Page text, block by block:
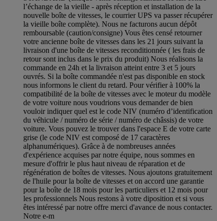
l’échange de la vieille - après réception et installation de la
nouvelle boîte de vitesses, le courrier UPS va passer récupérer
la vieille boîte complète). Nous ne facturons aucun dépôt
remboursable (caution/consigne) Vous êtes censé retourner
votre ancienne boîte de vitesses dans les 21 jours suivant la
livraison d'une boîte de vitesses reconditionnée ( les frais de
retour sont inclus dans le prix du produit) Nous réalisons la
commande en 24h et la livraison atteint entre 3 et 5 jours
ouvrés. Si la boîte commandée n'est pas disponible en stock
nous informons le client du retard. Pour vérifier à 100% la
compatibilité de la boîte de vitesses avec le moteur du modèle
de votre voiture nous voudrions vous demander de bien
vouloir indiquer quel est le code NIV (numéro d’identification
du véhicule / numéro de série / numéro de châssis) de votre
voiture. Vous pouvez le trouver dans l'espace E de votre carte
grise (le code NIV est composé de 17 caractères
alphanumériques). Grâce à de nombreuses années
d'expérience acquises par notre équipe, nous sommes en
mesure d'offrir le plus haut niveau de réparation et de
régénération de boîtes de vitesses. Nous ajoutons gratuitement
de l'huile pour la boîte de vitesses et on accord une garantie
pour la boîte de 18 mois pour les particuliers et 12 mois pour
les professionnels Nous restons à votre diposition et si vous
êtes intéressé par notre offre merci d'avance de nous contacter.
Notre e-m